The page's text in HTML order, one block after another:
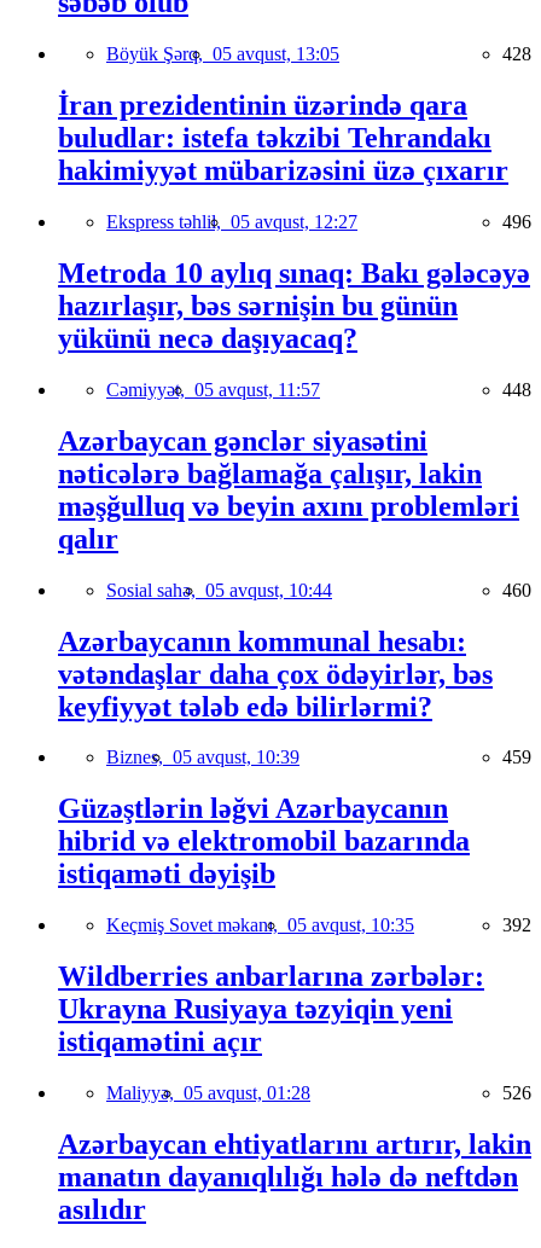
Böyük Şərq, 05 avqust, 13:05 428
İran prezidentinin üzərində qara
buludlar: istefa təkzibi Tehrandakı
hakimiyyət mübarizəsini üzə çıxarır
Ekspress təhlil, 05 avqust, 12:27 496
Metroda 10 aylıq sınaq: Bakı gələcəyə
hazırlaşır, bəs sərnişin bu günün
yükünü necə daşıyacaq?
Cəmiyyət, 05 avqust, 11:57 448
Azərbaycan gənclər siyasətini
nəticələrə bağlamağa çalışır, lakin
məşğulluq və beyin axını problemləri
qalır
Sosial sahə, 05 avqust, 10:44 460
Azərbaycanın kommunal hesabı:
vətəndaşlar daha çox ödəyirlər, bəs
keyfiyyət tələb edə bilirlərmi?
Biznes, 05 avqust, 10:39 459
Güzəştlərin ləğvi Azərbaycanın
hibrid və elektromobil bazarında
istiqaməti dəyişib
Keçmiş Sovet məkanı, 05 avqust, 10:35 392
Wildberries anbarlarına zərbələr:
Ukrayna Rusiyaya təzyiqin yeni
istiqamətini açır
Maliyyə, 05 avqust, 01:28 526
Azərbaycan ehtiyatlarını artırır, lakin
manatın dayanıqlılığı hələ də neftdən
asılıdır